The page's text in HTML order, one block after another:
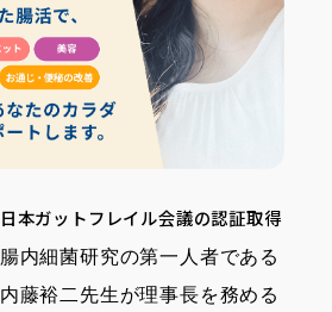
日本ガットフレイル会議の認証取得
腸内細菌研究の第一人者である
内藤裕二先生が理事長を務める